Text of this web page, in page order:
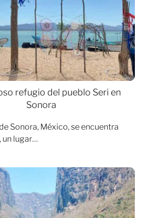
refugio del pueblo Seri en
Sonora
Sonora, México, se encuentra
un lugar…